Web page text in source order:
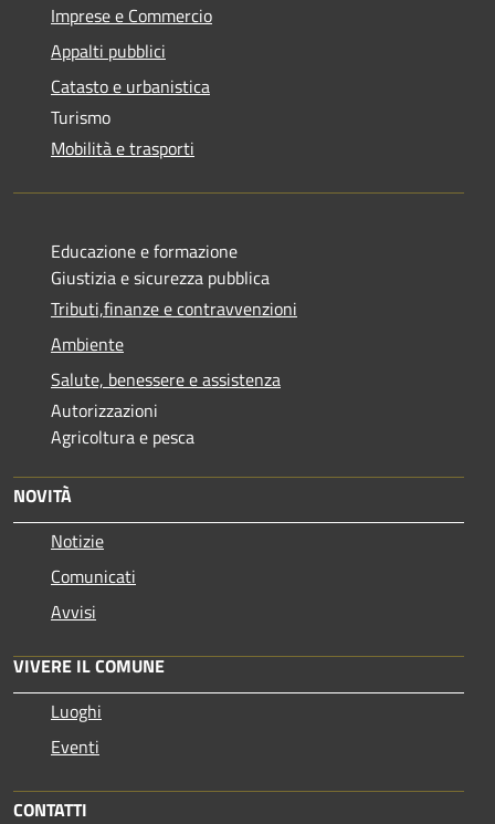
Imprese e Commercio
Appalti pubblici
Catasto e urbanistica
Turismo
Mobilità e trasporti
Educazione e formazione
Giustizia e sicurezza pubblica
Tributi,finanze e contravvenzioni
Ambiente
Salute, benessere e assistenza
Autorizzazioni
Agricoltura e pesca
NOVITÀ
Notizie
Comunicati
Avvisi
VIVERE IL COMUNE
Luoghi
Eventi
CONTATTI